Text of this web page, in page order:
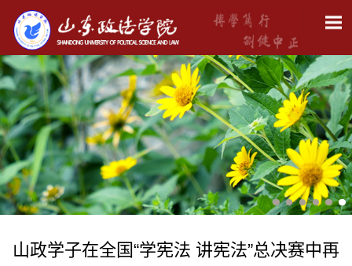
山政学子在全国“学宪法 讲宪法”总决赛中再